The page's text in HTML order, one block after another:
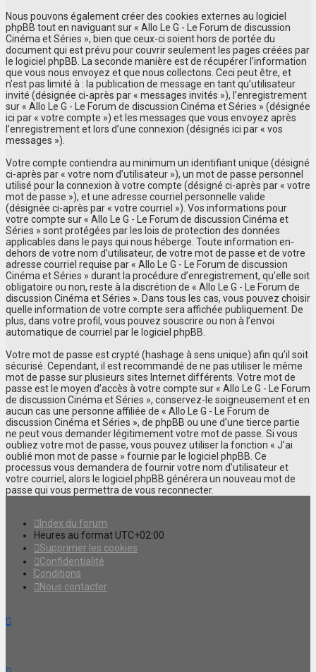
Nous pouvons également créer des cookies externes au logiciel
phpBB tout en naviguant sur « Allo Le G - Le Forum de discussion
Cinéma et Séries », bien que ceux-ci soient hors de portée du
document qui est prévu pour couvrir seulement les pages créées par
le logiciel phpBB. La seconde manière est de récupérer l’information
que vous nous envoyez et que nous collectons. Ceci peut être, et
n’est pas limité à : la publication de message en tant qu’utilisateur
invité (désignée ci-après par « messages invités »), l’enregistrement
sur « Allo Le G - Le Forum de discussion Cinéma et Séries » (désignée
ici par « votre compte ») et les messages que vous envoyez après
l’enregistrement et lors d’une connexion (désignés ici par « vos
messages »).
Votre compte contiendra au minimum un identifiant unique (désigné
ci-après par « votre nom d’utilisateur »), un mot de passe personnel
utilisé pour la connexion à votre compte (désigné ci-après par « votre
mot de passe »), et une adresse courriel personnelle valide
(désignée ci-après par « votre courriel »). Vos informations pour
votre compte sur « Allo Le G - Le Forum de discussion Cinéma et
Séries » sont protégées par les lois de protection des données
applicables dans le pays qui nous héberge. Toute information en-
dehors de votre nom d’utilisateur, de votre mot de passe et de votre
adresse courriel requise par « Allo Le G - Le Forum de discussion
Cinéma et Séries » durant la procédure d’enregistrement, qu’elle soit
obligatoire ou non, reste à la discrétion de « Allo Le G - Le Forum de
discussion Cinéma et Séries ». Dans tous les cas, vous pouvez choisir
quelle information de votre compte sera affichée publiquement. De
plus, dans votre profil, vous pouvez souscrire ou non à l’envoi
automatique de courriel par le logiciel phpBB.
Votre mot de passe est crypté (hashage à sens unique) afin qu’il soit
sécurisé. Cependant, il est recommandé de ne pas utiliser le même
mot de passe sur plusieurs sites Internet différents. Votre mot de
passe est le moyen d’accès à votre compte sur « Allo Le G - Le Forum
de discussion Cinéma et Séries », conservez-le soigneusement et en
aucun cas une personne affiliée de « Allo Le G - Le Forum de
discussion Cinéma et Séries », de phpBB ou une d’une tierce partie
ne peut vous demander légitimement votre mot de passe. Si vous
oubliez votre mot de passe, vous pouvez utiliser la fonction « J’ai
oublié mon mot de passe » fournie par le logiciel phpBB. Ce
processus vous demandera de fournir votre nom d’utilisateur et
votre courriel, alors le logiciel phpBB générera un nouveau mot de
passe qui vous permettra de vous reconnecter.
Index du forum
Heures au format UTC+02:00
Supprimer les cookies
Confidentialité
Conditions
Nous contacter